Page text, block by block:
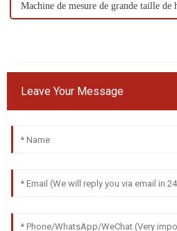
Machine de mesure de grande taille de
Leave Your Message